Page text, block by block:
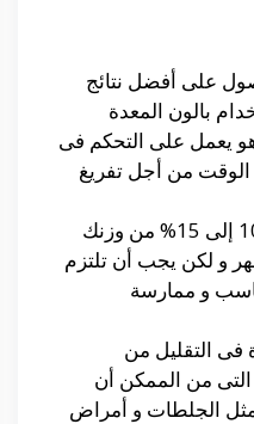
على أفضل نتائج
بالون المعدة
يعمل على التحكم فى
الوقت من أجل تفريغ
و تخسر حوالى من 10 إلى 15% من وزنك
فى خلال 6 أشهر و لكن يجب أن تلتزم
و ممارسة
التقليل من
من الممكن أن
مثل الجلطات و أمراض